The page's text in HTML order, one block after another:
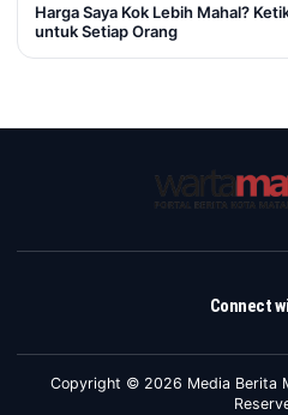
Harga Saya Kok Lebih Mahal?
untuk Setiap Orang
Connect
Copyright © 2026 Media Berita